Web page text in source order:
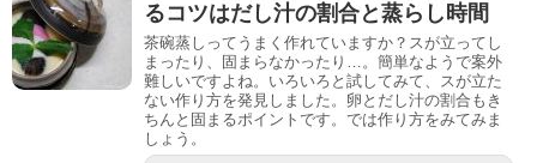
るコツはだし汁の割合と蒸らし時間
茶碗蒸しってうまく作れていますか？スが立ってし
まったり、固まらなかったり…。簡単なようで案外
難しいですよね。いろいろと試してみて、スが立た
ない作り方を発見しました。卵とだし汁の割合もき
ちんと固まるポイントです。では作り方をみてみま
しょう。